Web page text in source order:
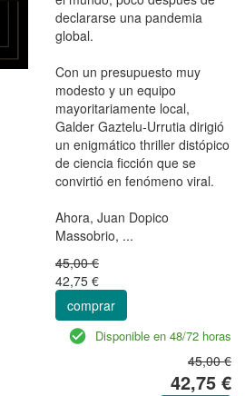
declararse una pandemia
global.
Con un presupuesto muy
modesto y un equipo
mayoritariamente local,
Galder Gaztelu-Urrutia dirigió
un enigmático thriller distópico
de ciencia ficción que se
convirtió en fenómeno viral.
Ahora, Juan Dopico
Massobrio, ...
45,00 €
42,75 €
comprar
Disponible en 48/72 horas
45,00 €
42,75 €